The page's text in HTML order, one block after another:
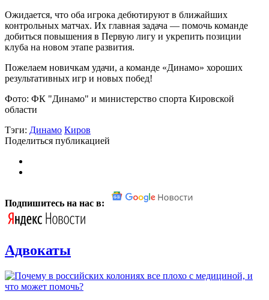
Ожидается, что оба игрока дебютируют в ближайших
контрольных матчах. Их главная задача — помочь команде
добиться повышения в Первую лигу и укрепить позиции
клуба на новом этапе развития.
Пожелаем новичкам удачи, а команде «Динамо» хороших
результативных игр и новых побед!
Фото: ФК "Динамо" и министерство спорта Кировской
области
Тэги: Динамо Киров
Поделиться публикацией
Подпишитесь на нас в:
Адвокаты